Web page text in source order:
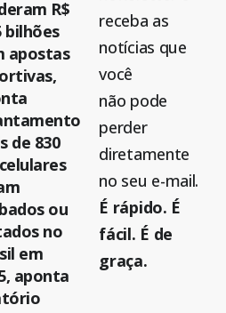
R$
bilhões
apostas
de 830
ou
no
em
aponta
receba as
notícias que
você
não pode
perder
diretamente
no seu e-mail.
É rápido. É
fácil. É de
graça.